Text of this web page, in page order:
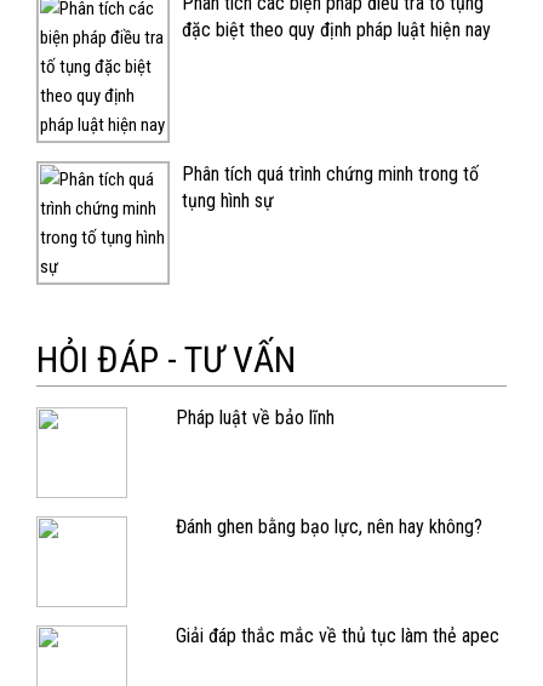
đặc biệt theo quy định pháp luật hiện nay
Phân tích quá trình chứng minh trong tố
tụng hình sự
HỎI ĐÁP - TƯ VẤN
Pháp luật về bảo lĩnh
Đánh ghen bằng bạo lực, nên hay không?
Giải đáp thắc mắc về thủ tục làm thẻ apec